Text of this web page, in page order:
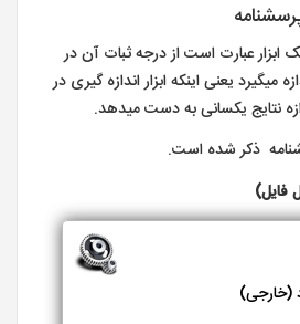
یک ابزار عبارت است از درجه ثبات آن در
می­گیرد یعنی اینکه ابزار اندازه­ گیری در
نتایج یکسانی به دست می­دهد.
ذکر شده است.
فایل)
(خارجی)